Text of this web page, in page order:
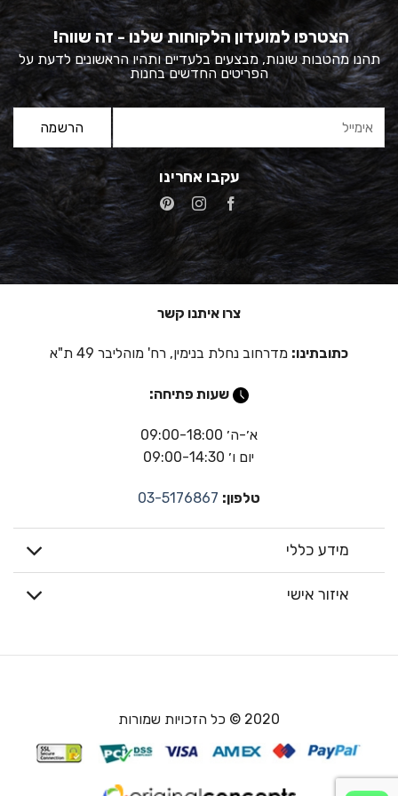
הצטרפו למועדון הלקוחות שלנו - זה שווה!
תהנו מהטבות שונות, מבצעים בלעדיים ותהיו הראשונים לדעת על
הפריטים החדשים בחנות
עקבו אחרינו
צרו איתנו קשר
כתובתינו: מדרחוב נחלת בנימין, רח' מוהליבר 49 ת"א
שעות פתיחה:
א׳-ה׳ 09:00-18:00
יום ו׳ 09:00-14:30
טלפון: 03-5176867
מידע כללי
איזור אישי
2020 © כל הזכויות שמורות